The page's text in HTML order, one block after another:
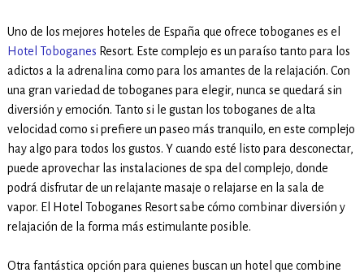
Uno de los mejores hoteles de España que ofrece toboganes es el
Hotel Toboganes Resort. Este complejo es un paraíso tanto para los
adictos a la adrenalina como para los amantes de la relajación. Con
una gran variedad de toboganes para elegir, nunca se quedará sin
diversión y emoción. Tanto si le gustan los toboganes de alta
velocidad como si prefiere un paseo más tranquilo, en este complejo
hay algo para todos los gustos. Y cuando esté listo para desconectar,
puede aprovechar las instalaciones de spa del complejo, donde
podrá disfrutar de un relajante masaje o relajarse en la sala de
vapor. El Hotel Toboganes Resort sabe cómo combinar diversión y
relajación de la forma más estimulante posible.
Otra fantástica opción para quienes buscan un hotel que combine